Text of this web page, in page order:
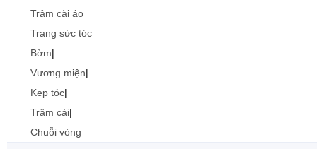
Trâm cài áo
Trang sức tóc
Bờm|
Vương miện|
Kẹp tóc|
Trâm cài|
Chuỗi vòng